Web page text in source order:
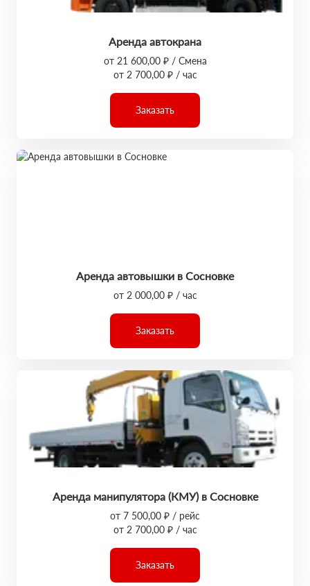
Аренда автокрана
от 21 600,00 ₽ / Смена
от 2 700,00 ₽ / час
Заказать
Аренда автовышки в Сосновке
от 2 000,00 ₽ / час
Заказать
Аренда манипулятора (КМУ) в Сосновке
от 7 500,00 ₽ / рейс
от 2 700,00 ₽ / час
Заказать